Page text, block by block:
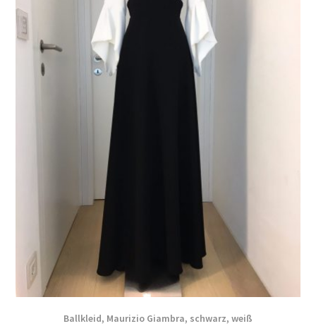
Ballkleid, Maurizio Giambra, schwarz, weiß